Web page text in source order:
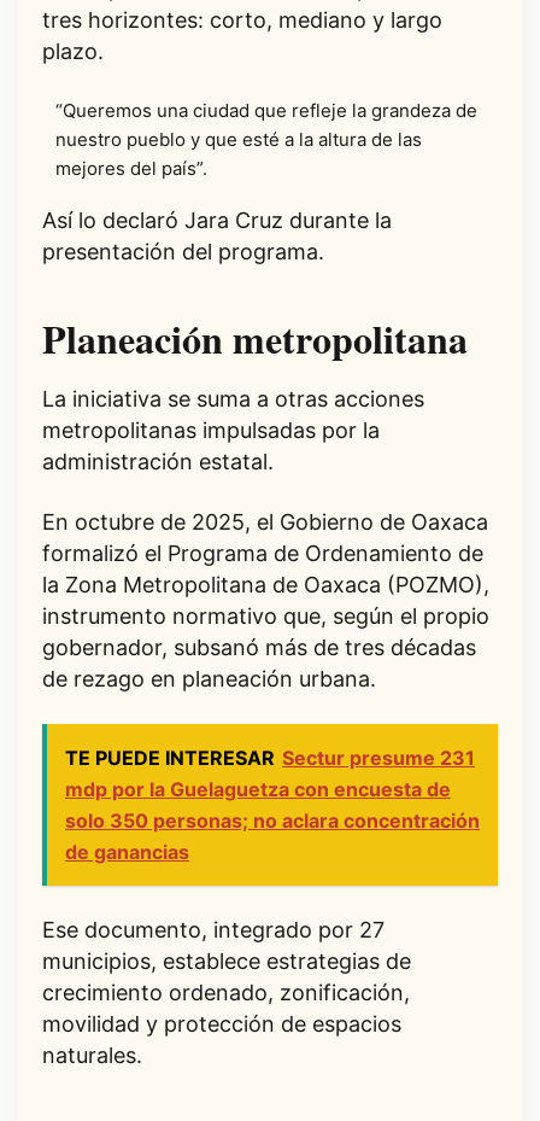
tres horizontes: corto, mediano y largo
plazo.
“Queremos una ciudad que refleje la grandeza de
nuestro pueblo y que esté a la altura de las
mejores del país”.
Así lo declaró Jara Cruz durante la
presentación del programa.
Planeación metropolitana
La iniciativa se suma a otras acciones
metropolitanas impulsadas por la
administración estatal.
En octubre de 2025, el Gobierno de Oaxaca
formalizó el Programa de Ordenamiento de
la Zona Metropolitana de Oaxaca (POZMO),
instrumento normativo que, según el propio
gobernador, subsanó más de tres décadas
de rezago en planeación urbana.
TE PUEDE INTERESAR Sectur presume 231
mdp por la Guelaguetza con encuesta de
solo 350 personas; no aclara concentración
de ganancias
Ese documento, integrado por 27
municipios, establece estrategias de
crecimiento ordenado, zonificación,
movilidad y protección de espacios
naturales.